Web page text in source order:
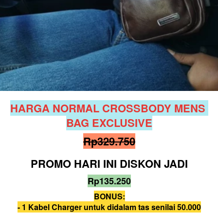
HARGA NORMAL CROSSBODY MENS
BAG EXCLUSIVE
Rp329.750
PROMO HARI INI DISKON JADI
Rp135.250
BONUS:
- 1 Kabel Charger untuk didalam tas senilai 50.000